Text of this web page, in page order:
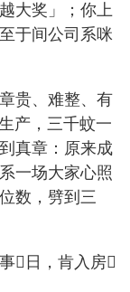
大奖」；你上
于间公司系咪
贵、难整、有
产，三千蚊一
真章：原来成
一场大家心照
数，劈到三
日，肯入房𠮶